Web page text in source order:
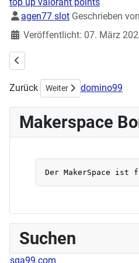
Details
agen77 slot Geschrieben
Veröffentlicht: 07. März
Vorheriger Beitrag: Workshop
Zurück Nächster Beitrag: Maker-
Weiter domino99
Makerspace
Suchen
sga99.com